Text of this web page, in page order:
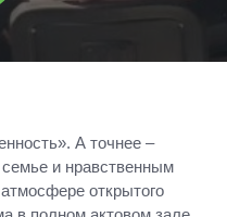
А точнее –
и нравственным
открытого